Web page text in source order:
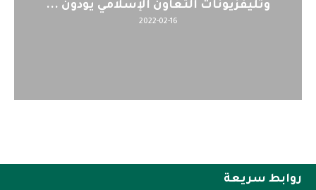
وتليفزيونات التعاون الإسلامي يؤدون ...
2022-02-16
روابط سريعة